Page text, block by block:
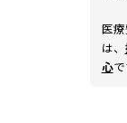
医
は、
心で